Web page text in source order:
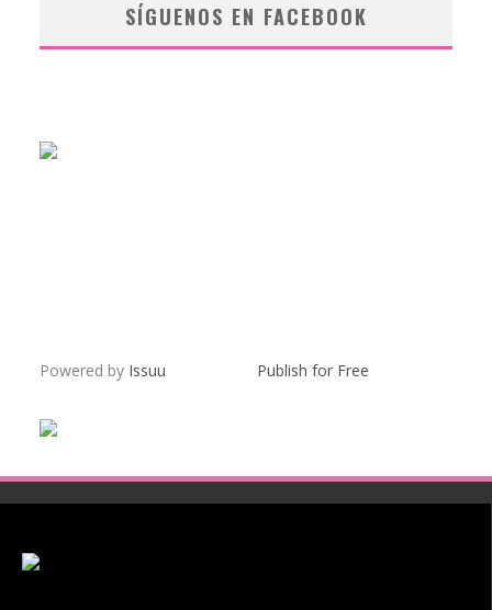
SÍGUENOS EN FACEBOOK
Powered by Issuu Publish for Free